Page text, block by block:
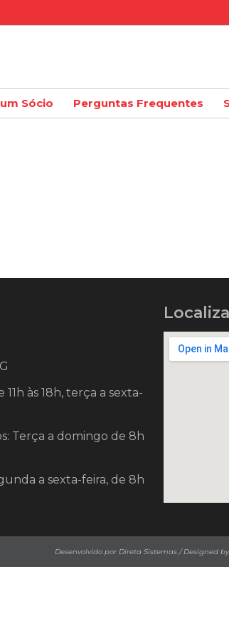
Sócio Perguntas Frequentes
às 18h, terça a sexta-
Terça a domingo de 8h
a sexta-feira, de 8h
Desenvolvido por Direta Sistemas /Designed